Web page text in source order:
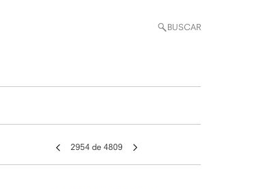
BUSCAR
2954 de 4809